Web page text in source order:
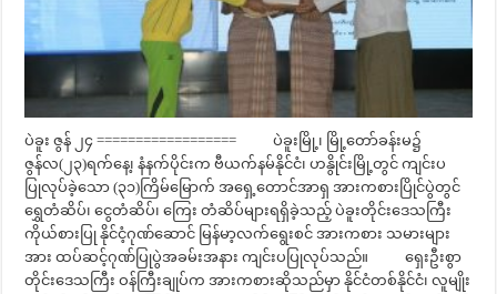
ပဲခူး ဇွန် ၂၄ ================== ပဲခူးမြို့၊ မြို့တော်ခန်းမ၌
ဇွန်လ(၂၃)ရက်နေ့၊ နံနက်ပိုင်းက ဗီယက်နမ်နိုင်ငံ၊ ဟနွိုင်းမြို့တွင် ကျင်းပ
ပြုလုပ်ခဲ့သော (၃၁)ကြိမ်မြောက် အရှေ့တောင်အာရှ အားကစားပြိုင်ပွဲတွင်
ရွှေတံဆိပ်၊ ငွေတံဆိပ်၊ ကြေး တံဆိပ်များရရှိခဲ့သည့် ပဲခူးတိုင်းဒေသကြီး
ကိုယ်စားပြု နိုင်ငံ့ဂုဏ်ဆောင် မြန်မာ့လက်ရွေးစင် အားကစား သမားများ
အား ထပ်ဆင့်ဂုဏ်ပြုပွဲအခမ်းအနား ကျင်းပပြုလုပ်သည်။ ရှေးဦးစွာ
တိုင်းဒေသကြီး ဝန်ကြီးချုပ်က အားကစားဆိုသည်မှာ နိုင်ငံတစ်နိုင်ငံ၊ လူမျိုး